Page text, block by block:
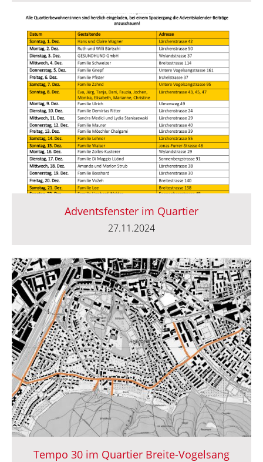
Adventsfenster im Quartier
27.11.2024
Tempo 30 im Quartier Breite-Vogelsang